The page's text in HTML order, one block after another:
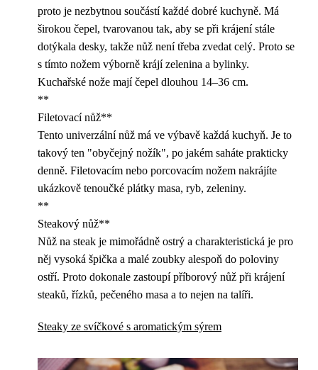
proto je nezbytnou součástí každé dobré kuchyně. Má
širokou čepel, tvarovanou tak, aby se při krájení stále
dotýkala desky, takže nůž není třeba zvedat celý. Proto se
s tímto nožem výborně krájí zelenina a bylinky.
Kuchařské nože mají čepel dlouhou 14–36 cm.
**
Filetovací nůž**
Tento univerzální nůž má ve výbavě každá kuchyň. Je to
takový ten "obyčejný nožík", po jakém saháte prakticky
denně. Filetovacím nebo porcovacím nožem nakrájíte
ukázkově tenoučké plátky masa, ryb, zeleniny.
**
Steakový nůž**
Nůž na steak je mimořádně ostrý a charakteristická je pro
něj vysoká špička a malé zoubky alespoň do poloviny
ostří. Proto dokonale zastoupí příborový nůž při krájení
steaků, řízků, pečeného masa a to nejen na talíři.
Steaky ze svíčkové s aromatickým sýrem